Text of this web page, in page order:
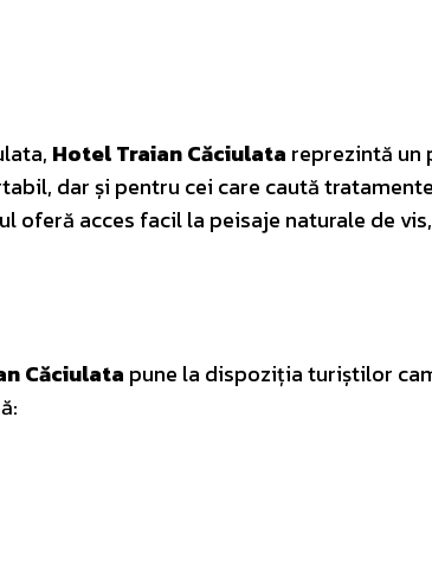
Hotel Traian Căciulata reprezintă un
dar și pentru cei care caută
acces facil la peisaje naturale de
Căciulata pune la dispoziția turiștilor